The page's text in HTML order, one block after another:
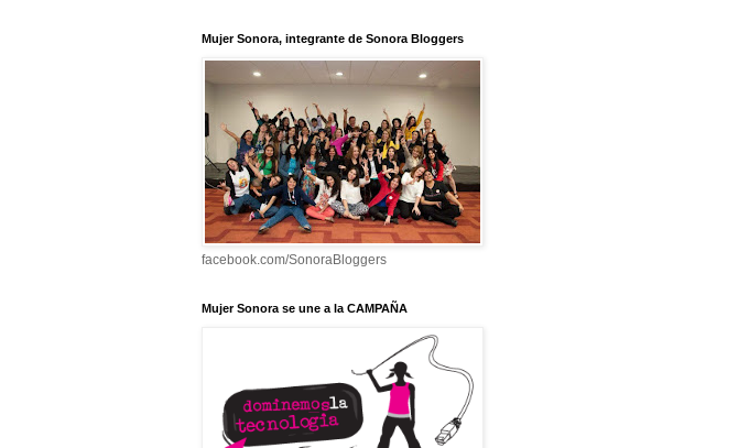
Mujer Sonora, integrante de Sonora Bloggers
facebook.com/SonoraBloggers
Mujer Sonora se une a la CAMPAÑA